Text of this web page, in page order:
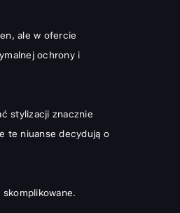
ale w ofercie
ochrony i
stylizacji znacznie
te niuanse decydują o